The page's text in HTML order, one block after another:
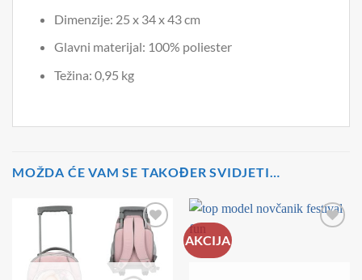
Dimenzije: 25 x 34 x 43 cm
Glavni materijal: 100% poliester
Težina: 0,95 kg
MOŽDA ĆE VAM SE TAKOĐER SVIDJETI…
AKCIJA